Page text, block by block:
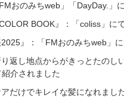
おのみちweb」「DayDay.」
COLOR BOOK』：「coliss」に
2025』：「FMおのみちweb」
り返し地点からがきっとたのし
介されました
アだけでキレイな髪になれまし